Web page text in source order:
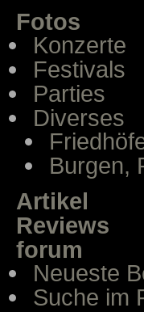
Fotos
Konzerte
Festivals
Parties
Diverses
Burgen,
Artikel
Reviews
forum
Neueste
Suche im